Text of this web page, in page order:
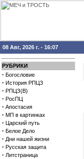
08 Авг, 2026 г. - 16:07
РУБРИКИ
· Богословие
· История РПЦЗ
· РПЦЗ(В)
· РосПЦ
· Апостасия
· МП в картинках
· Царский путь
· Белое Дело
· Дни нашей жизни
· Русская защита
· Литстраница